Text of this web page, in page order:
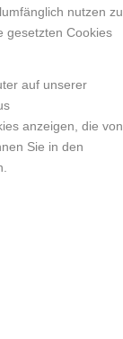
nutzen zu
gesetzten Cookies
auf unserer
anzeigen, die von
Sie in den